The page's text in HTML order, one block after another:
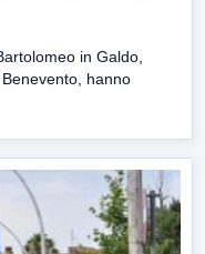
in Galdo,
hanno